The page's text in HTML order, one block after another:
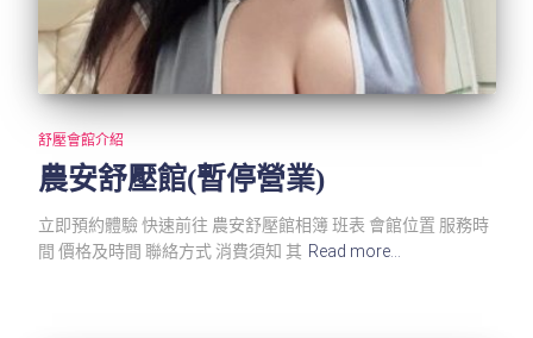
舒壓會館介紹
農安舒壓館(暫停營業)
立即預約體驗 快速前往 農安舒壓館相簿 班表 會館位置 服務時
間 價格及時間 聯絡方式 消費須知 其 Read more…